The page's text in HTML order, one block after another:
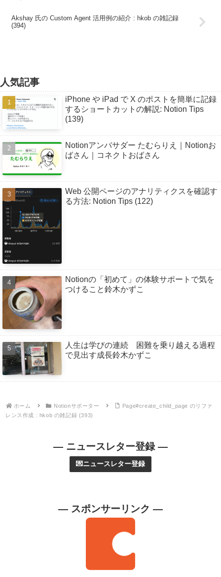
Akshay 氏の Custom Agent 活用例の紹介 : hkob の雑記録
(394)
人気記事
iPhone や iPad で X のポストを簡単に記録
するショートカットの解説: Notion Tips
(139)
Notionアンバサダー たむらりえ｜Notionお
ばさん｜コネクトおばさん
Web 公開ページのアナリティクスを確認す
る方法: Notion Tips (122)
Notionの「初めて」の体験サポートで気を
つけること鈴木かずこ
人生は学びの連続 困難を乗り越える過程
で見出す成長鈴木かずこ
ホーム Notionサポーター
Page#create_child_page のリファ
レンス作成 : hkob の雑記録 (393)
— ニュースレター登録 —
💌ニュースレター登録
— スポンサーリンク —